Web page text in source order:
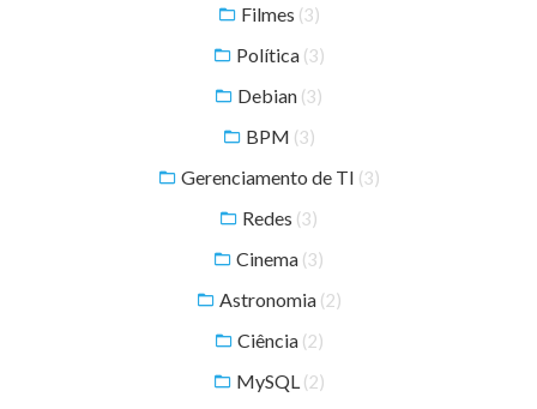
Filmes (3)
Política (3)
Debian (3)
BPM (3)
Gerenciamento de TI (3)
Redes (3)
Cinema (3)
Astronomia (2)
Ciência (2)
MySQL (2)